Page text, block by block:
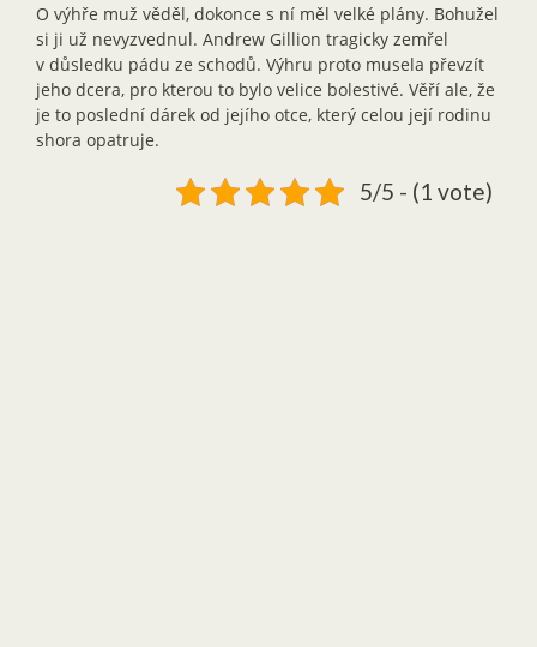
O výhře muž věděl, dokonce s ní měl velké plány. Bohužel
si ji už nevyzvednul. Andrew Gillion tragicky zemřel
v důsledku pádu ze schodů. Výhru proto musela převzít
jeho dcera, pro kterou to bylo velice bolestivé. Věří ale, že
je to poslední dárek od jejího otce, který celou její rodinu
shora opatruje.
5/5 - (1 vote)